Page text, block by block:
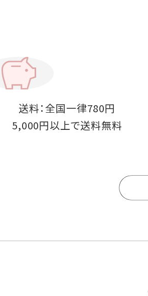
送料：全国一律780円
5,000円以上で送料無料